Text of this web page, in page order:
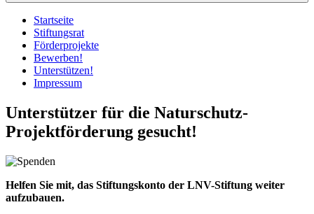
Startseite
Stiftungsrat
Förderprojekte
Bewerben!
Unterstützen!
Impressum
Unterstützer für die Naturschutz-
Projektförderung gesucht!
Helfen Sie mit, das Stiftungskonto der LNV-Stiftung weiter
aufzubauen.